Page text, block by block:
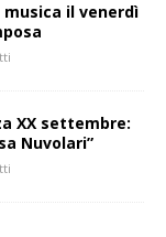
musica il venerdì
XX settembre:
Nuvolari”